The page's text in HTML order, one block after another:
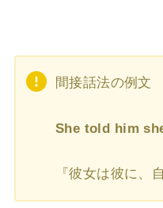
間接話法の例文
She told him
『彼女は彼に、